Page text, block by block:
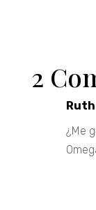
2
Ruth
¿Me